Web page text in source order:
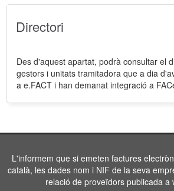
Directori
Des d'aquest apartat, podrà consultar el
gestors i unitats tramitadora que a dia
a e.FACT i han demanat integració a
L'informem que si emeten factures
català, les dades nom i NIF de la seva
relació de proveïdors publicada a